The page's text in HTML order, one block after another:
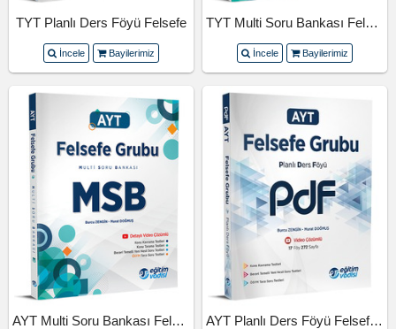
TYT Planlı Ders Föyü Felsefe
İncele Bayilerimiz
TYT Multi Soru Bankası Felsefe
İncele Bayilerimiz
AYT Multi Soru Bankası Felsefe Grubu AYT Planlı Ders Föyü Felsefe Grubu